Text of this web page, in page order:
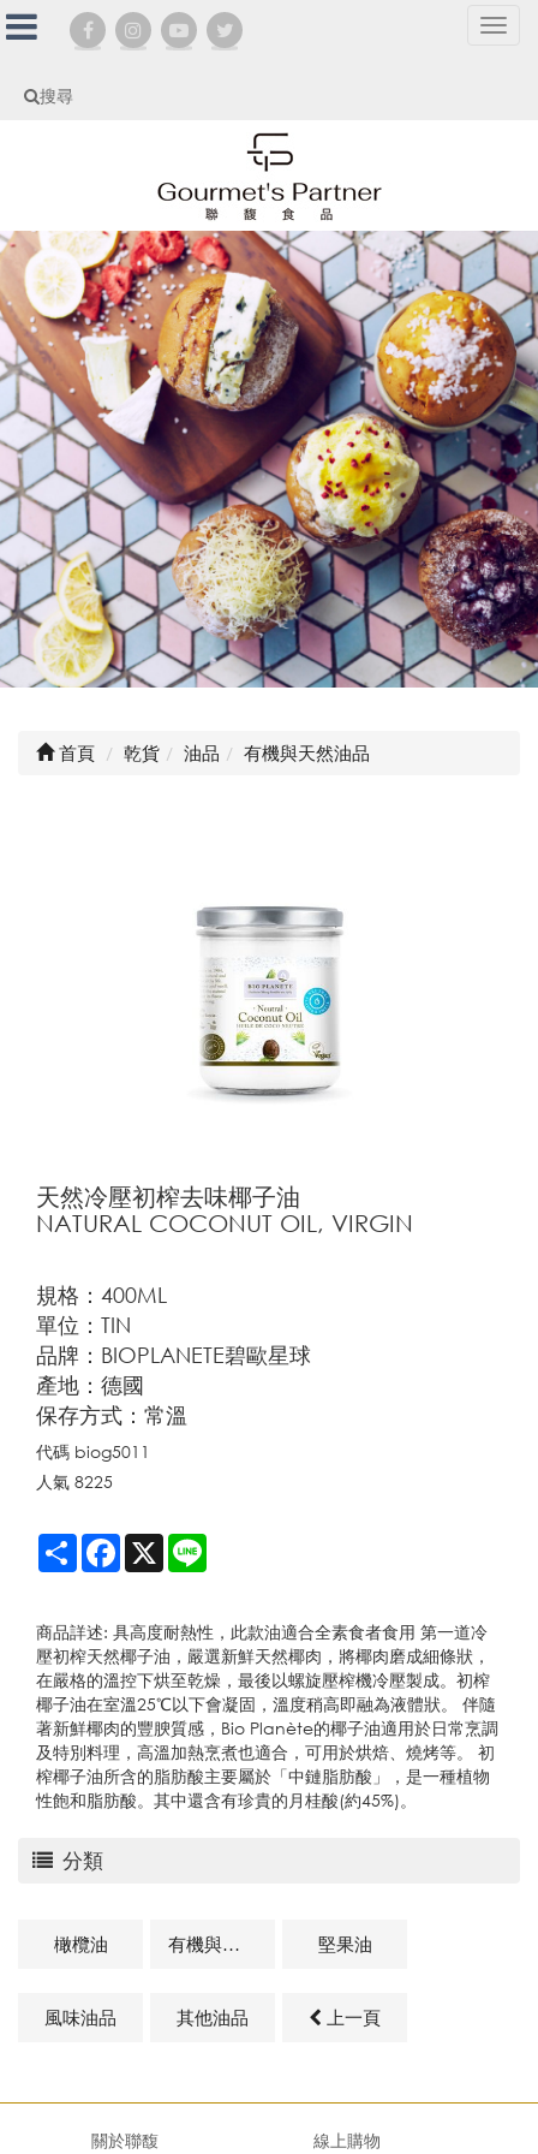
搜尋
選
分類
橄欖油 有機與天然油品 堅果油
風味油品 其他油品 上一頁
首頁 乾貨 油品 有機與天然油品
天然冷壓初榨去味椰子油
NATURAL COCONUT OIL, VIRGIN
規格：400ML
單位：TIN
品牌：BIOPLANETE碧歐星球
產地：德國
保存方式：常溫
代碼 biog5011
人氣 8225
Share Facebook
X
商品詳述: 具高度耐熱性，此款油適合全素食者食用 第一道冷
壓初榨天然椰子油，嚴選新鮮天然椰肉，將椰肉磨成細條狀，
在嚴格的溫控下烘至乾燥，最後以螺旋壓榨機冷壓製成。初榨
椰子油在室溫25℃以下會凝固，溫度稍高即融為液體狀。 伴隨
著新鮮椰肉的豐腴質感，Bio Planète的椰子油適用於日常烹調
及特別料理，高溫加熱烹煮也適合，可用於烘焙、燒烤等。 初
榨椰子油所含的脂肪酸主要屬於「中鏈脂肪酸」，是一種植物
性飽和脂肪酸。其中還含有珍貴的月桂酸(約45%)。
關於聯馥 線上購物